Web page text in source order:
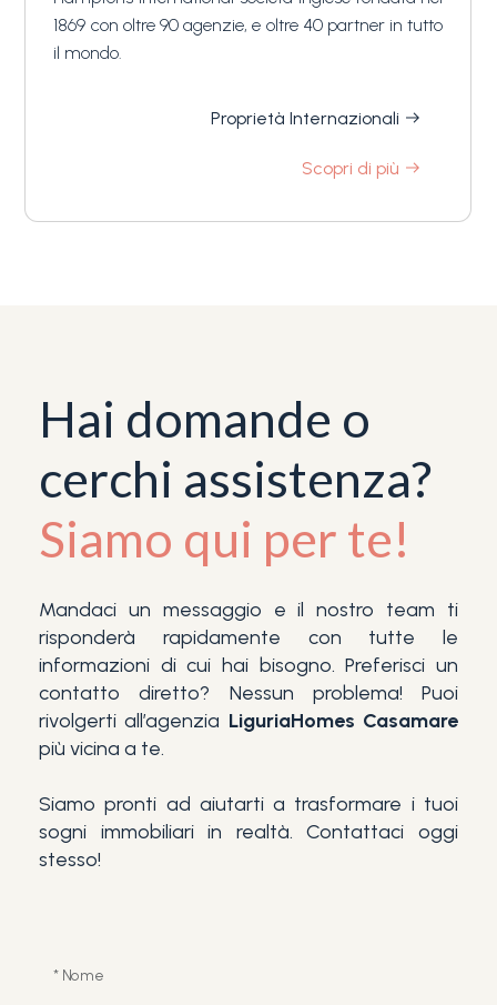
1869 con oltre 90 agenzie, e oltre 40 partner in tutto
il mondo.
Proprietà Internazionali
Scopri di più
Hai domande o
cerchi assistenza?
Siamo qui per te!
Mandaci un messaggio e il nostro team ti
risponderà rapidamente con tutte le
informazioni di cui hai bisogno. Preferisci un
contatto diretto? Nessun problema! Puoi
rivolgerti all’agenzia LiguriaHomes Casamare
più vicina a te.
Siamo pronti ad aiutarti a trasformare i tuoi
sogni immobiliari in realtà. Contattaci oggi
stesso!
* Nome